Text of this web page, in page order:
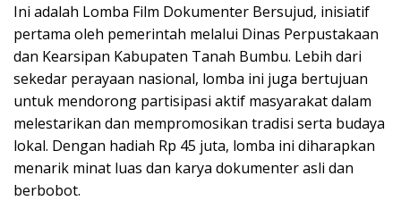
Ini adalah Lomba Film Dokumenter Bersujud, inisiatif
pertama oleh pemerintah melalui Dinas Perpustakaan
dan Kearsipan Kabupaten Tanah Bumbu. Lebih dari
sekedar perayaan nasional, lomba ini juga bertujuan
untuk mendorong partisipasi aktif masyarakat dalam
melestarikan dan mempromosikan tradisi serta budaya
lokal. Dengan hadiah Rp 45 juta, lomba ini diharapkan
menarik minat luas dan karya dokumenter asli dan
berbobot.